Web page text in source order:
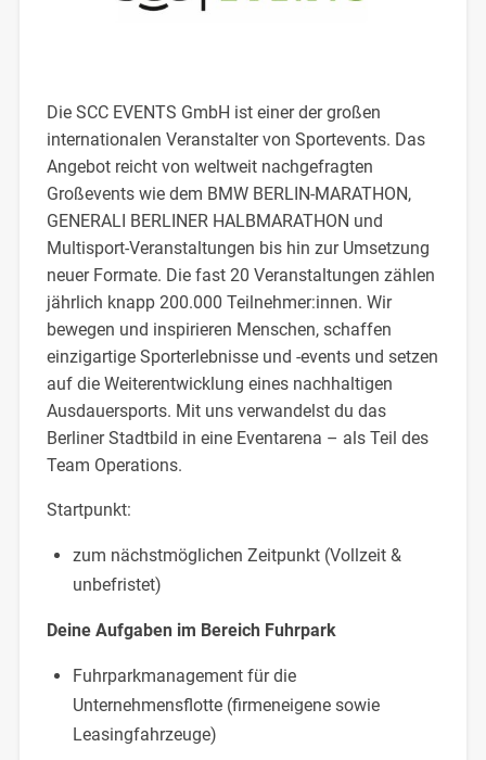
Die SCC EVENTS GmbH ist einer der großen
internationalen Veranstalter von Sportevents. Das
Angebot reicht von weltweit nachgefragten
Großevents wie dem BMW BERLIN-MARATHON,
GENERALI BERLINER HALBMARATHON und
Multisport-Veranstaltungen bis hin zur Umsetzung
neuer Formate. Die fast 20 Veranstaltungen zählen
jährlich knapp 200.000 Teilnehmer:innen. Wir
bewegen und inspirieren Menschen, schaffen
einzigartige Sporterlebnisse und -events und setzen
auf die Weiterentwicklung eines nachhaltigen
Ausdauersports. Mit uns verwandelst du das
Berliner Stadtbild in eine Eventarena – als Teil des
Team Operations.
Startpunkt:
zum nächstmöglichen Zeitpunkt (Vollzeit &
unbefristet)
Deine Aufgaben im Bereich Fuhrpark
Fuhrparkmanagement für die
Unternehmensflotte (firmeneigene sowie
Leasingfahrzeuge)